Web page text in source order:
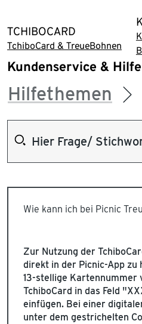
TCHIBOCARD
TchiboCard & TreueBohnen
Kundenservice & Hilfe
Hilfethemen
Wie kann ich bei Picnic
Zur Nutzung der
direkt in der Picnic-App zu
13-stellige Kartennummer
TchiboCard in das Feld
einfügen. Bei einer
unter dem gestrichelten